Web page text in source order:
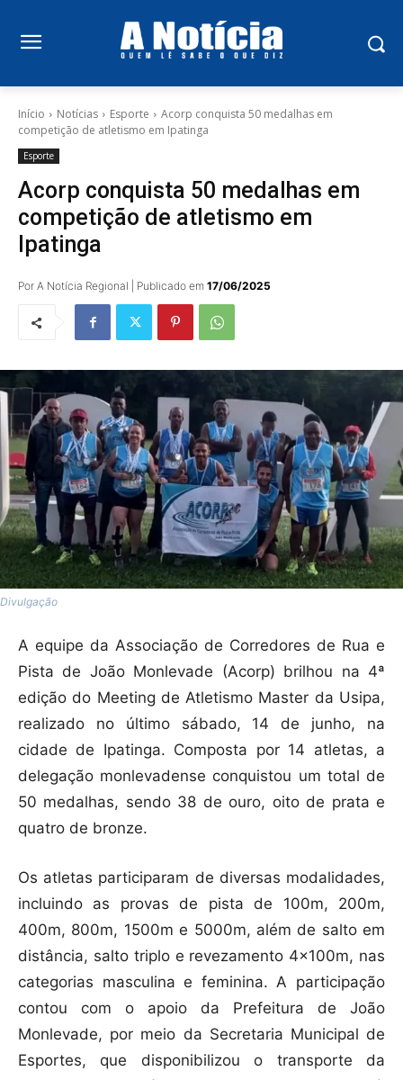
Início Notícias Esporte
Acorp conquista 50 medalhas em
competição de atletismo em Ipatinga
Esporte
Acorp conquista 50 medalhas em
competição de atletismo em
Ipatinga
Por A Notícia Regional | Publicado em 17/06/2025
Divulgação
A equipe da Associação de Corredores de Rua e
Pista de João Monlevade (Acorp) brilhou na 4ª
edição do Meeting de Atletismo Master da Usipa,
realizado no último sábado, 14 de junho, na
cidade de Ipatinga. Composta por 14 atletas, a
delegação monlevadense conquistou um total de
50 medalhas, sendo 38 de ouro, oito de prata e
quatro de bronze.
Os atletas participaram de diversas modalidades,
incluindo as provas de pista de 100m, 200m,
400m, 800m, 1500m e 5000m, além de salto em
distância, salto triplo e revezamento 4x100m, nas
categorias masculina e feminina. A participação
contou com o apoio da Prefeitura de João
Monlevade, por meio da Secretaria Municipal de
Esportes, que disponibilizou o transporte da